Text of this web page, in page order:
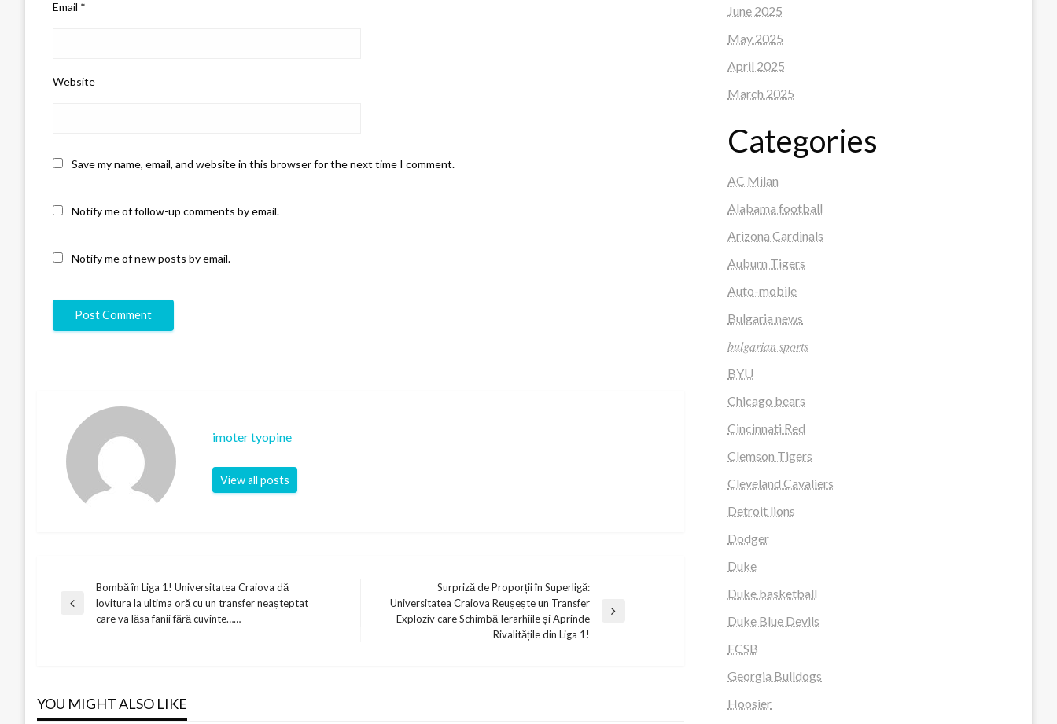
Email *
Website
Save my name, email, and website in this browser for the next time I comment.
Notify me of follow-up comments by email.
Notify me of new posts by email.
imoter tyopine
View all posts
Post
Previous
Bombă în Liga 1! Universitatea Craiova dă
lovitura la ultima oră cu un transfer neașteptat
care va lăsa fanii fără cuvinte……
Next
Surpriză de Proporții în Superligă:
Universitatea Craiova Reușește un Transfer
Exploziv care Schimbă Ierarhiile și Aprinde
Rivalitățile din Liga 1!
YOU MIGHT ALSO LIKE
June 2025
May 2025
April 2025
March 2025
Categories
AC Milan
Alabama football
Arizona Cardinals
Auburn Tigers
Auto-mobile
Bulgaria news
𝑏𝑢𝑙𝑔𝑎𝑟𝑖𝑎𝑛 𝑠𝑝𝑜𝑟𝑡𝑠
BYU
Chicago bears
Cincinnati Red
Clemson Tigers
Cleveland Cavaliers
Detroit lions
Dodger
Duke
Duke basketball
Duke Blue Devils
FCSB
Georgia Bulldogs
Hoosier